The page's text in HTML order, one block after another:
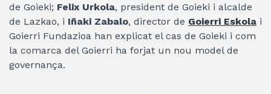
de Goieki; Felix Urkola, president de Goieki i alcalde
de Lazkao, i Iñaki Zabalo, director de Goierri Eskola i
Goierri Fundazioa han explicat el cas de Goieki i com
la comarca del Goierri ha forjat un nou model de
governança.